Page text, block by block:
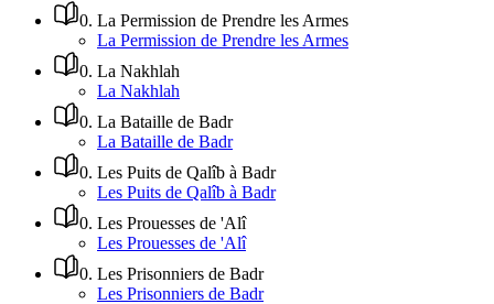
0. La Permission de Prendre les Armes
La Permission de Prendre les Armes
0. La Nakhlah
La Nakhlah
0. La Bataille de Badr
La Bataille de Badr
0. Les Puits de Qalîb à Badr
Les Puits de Qalîb à Badr
0. Les Prouesses de 'Alî
Les Prouesses de 'Alî
0. Les Prisonniers de Badr
Les Prisonniers de Badr